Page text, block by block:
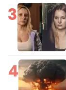
3
4